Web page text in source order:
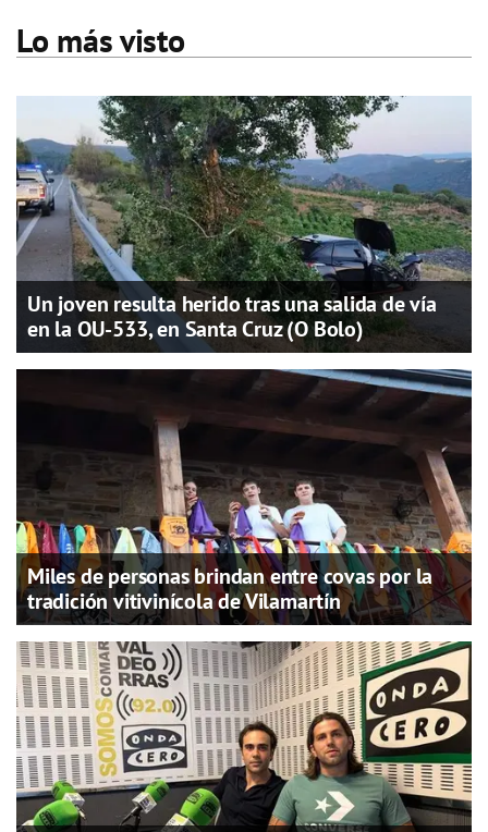
Lo más visto
Un joven resulta herido tras una salida de vía
en la OU-533, en Santa Cruz (O Bolo)
Miles de personas brindan entre covas por la
tradición vitivinícola de Vilamartín